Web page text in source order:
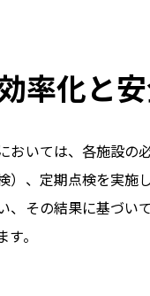
率化と
おいては、各施設
）、定期点検を実
、その結果に基づ
。